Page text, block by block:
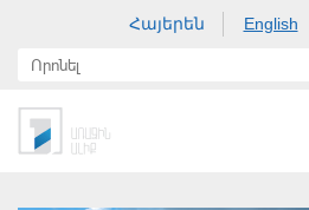
Հայերեն English